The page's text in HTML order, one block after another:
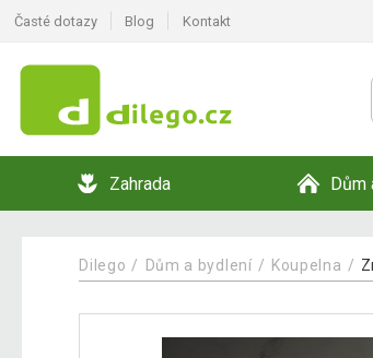
Časté dotazy Blog Kontakt
Zahrada Dům
Dilego Dům a bydlení Koupelna